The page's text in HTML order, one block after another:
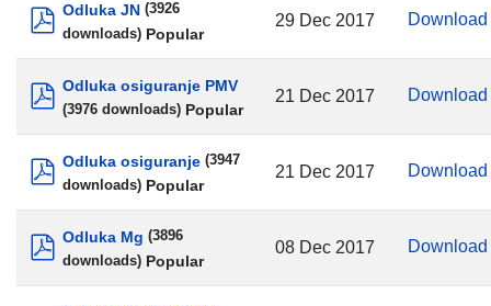
pdf
Odluka JN (3926
downloads) Popular
29 Dec 2017 Download
pdf
Odluka osiguranje PMV
(3976 downloads) Popular
21 Dec 2017 Download
pdf
Odluka osiguranje (3947
downloads) Popular
21 Dec 2017 Download
pdf
Odluka Mg (3896
downloads) Popular
08 Dec 2017 Download